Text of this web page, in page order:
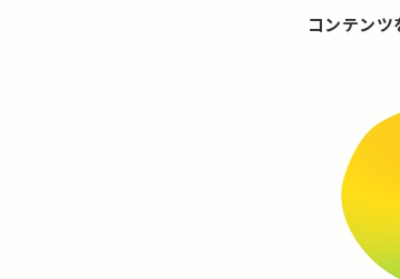
コンテンツ